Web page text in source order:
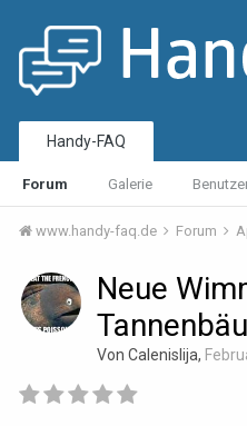
Handy-FAQ
Forum Galerie
www.handy-faq.de Forum
Neue
Von Calenislija,